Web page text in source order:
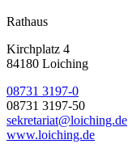
Rathaus
Kirchplatz 4
84180 Loiching
08731 3197-0
08731 3197-50
sekretariat@loiching.de
www.loiching.de